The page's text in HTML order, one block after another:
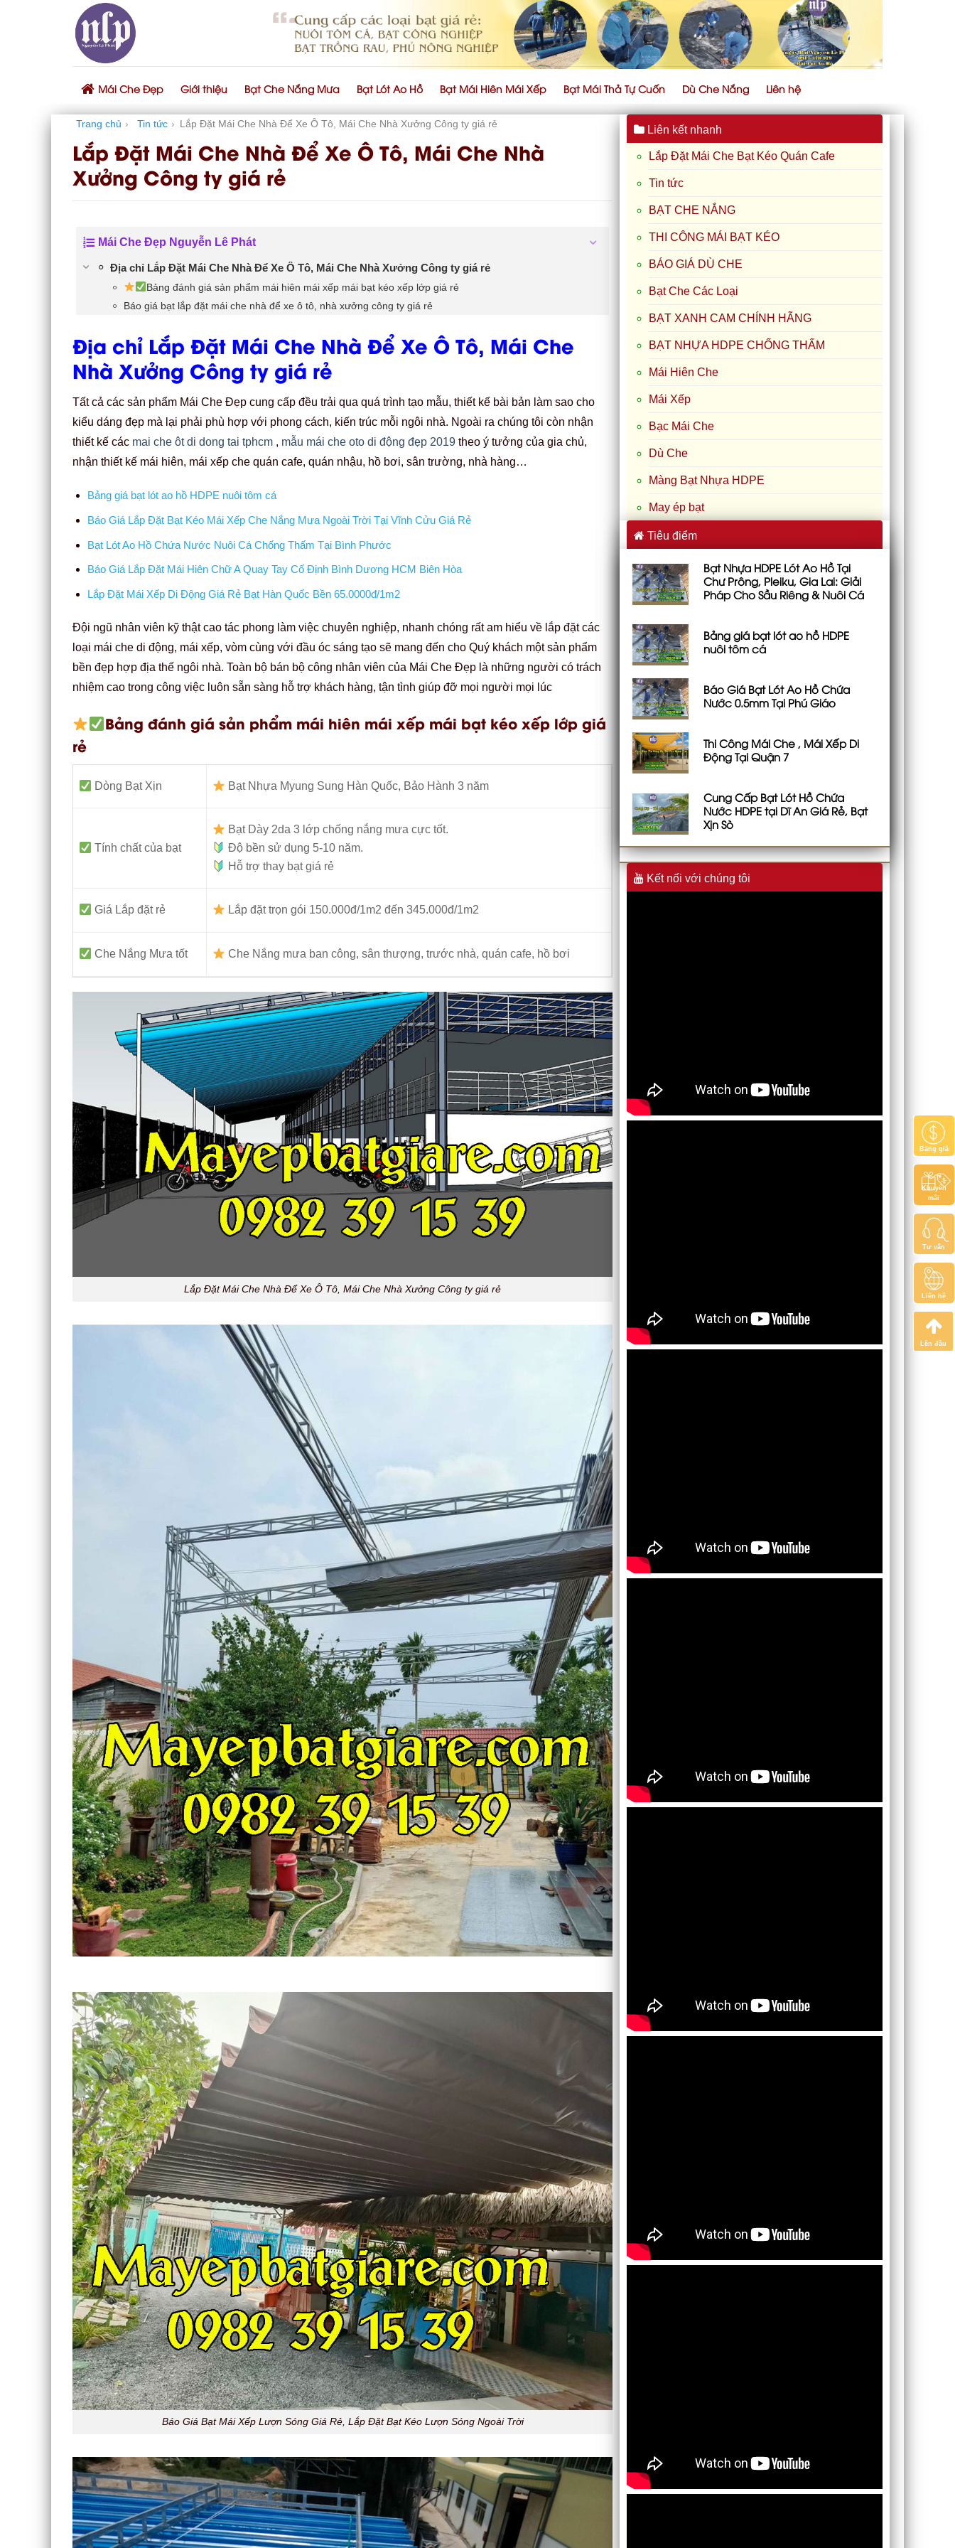
Mái Che Đẹp Giới thiệu Bạt Che Nắng Mưa Bạt Lót Ao Hồ Bạt Mái Hiên Mái Xếp Bạt Mái Thả Tự Cuốn Dù Che Nắng Liên hệ
Trang chủ › Tin tức › Lắp Đặt Mái Che Nhà Để Xe Ô Tô, Mái Che Nhà Xưởng Công ty giá rẻ
Lắp Đặt Mái Che Nhà Để Xe Ô Tô, Mái Che Nhà
Xưởng Công ty giá rẻ
Mái Che Đẹp Nguyễn Lê Phát
Địa chỉ Lắp Đặt Mái Che Nhà Để Xe Ô Tô, Mái Che Nhà Xưởng Công ty giá rẻ
Bảng đánh giá sản phẩm mái hiên mái xếp mái bạt kéo xếp lớp giá rẻ
Báo giá bạt lắp đặt mái che nhà để xe ô tô, nhà xưởng công ty giá rẻ
Địa chỉ Lắp Đặt Mái Che Nhà Để Xe Ô Tô, Mái Che
Nhà Xưởng Công ty giá rẻ
Tất cả các sản phẩm Mái Che Đẹp cung cấp đều trải qua quá trình tạo mẫu, thiết kế bài bản làm sao cho
kiểu dáng đẹp mà lại phải phù hợp với phong cách, kiến trúc mỗi ngôi nhà. Ngoài ra chúng tôi còn nhận
thiết kế các mai che ôt di dong tai tphcm , mẫu mái che oto di động đẹp 2019 theo ý tưởng của gia chủ,
nhận thiết kế mái hiên, mái xếp che quán cafe, quán nhậu, hồ bơi, sân trường, nhà hàng…
Bảng giá bạt lót ao hồ HDPE nuôi tôm cá
Báo Giá Lắp Đặt Bạt Kéo Mái Xếp Che Nắng Mưa Ngoài Trời Tại Vĩnh Cửu Giá Rẻ
Bạt Lót Ao Hồ Chứa Nước Nuôi Cá Chống Thấm Tại Bình Phước
Báo Giá Lắp Đặt Mái Hiên Chữ A Quay Tay Cố Định Bình Dương HCM Biên Hòa
Lắp Đặt Mái Xếp Di Động Giá Rẻ Bạt Hàn Quốc Bền 65.0000đ/1m2
Đội ngũ nhân viên kỹ thật cao tác phong làm việc chuyên nghiệp, nhanh chóng rất am hiểu về lắp đặt các
loại mái che di động, mái xếp, vòm cùng với đầu óc sáng tạo sẽ mang đến cho Quý khách một sản phẩm
bền đẹp hợp địa thế ngôi nhà. Toàn bộ bán bộ công nhân viên của Mái Che Đẹp là những người có trách
nhiệm cao trong công việc luôn sẵn sàng hỗ trợ khách hàng, tận tình giúp đỡ mọi người mọi lúc
Bảng đánh giá sản phẩm mái hiên mái xếp mái bạt kéo xếp lớp giá
rẻ
Dòng Bạt Xịn Bạt Nhựa Myung Sung Hàn Quốc, Bảo Hành 3 năm
Tính chất của bạt
Bạt Dày 2da 3 lớp chống nắng mưa cực tốt.
Độ bền sử dụng 5-10 năm.
Hỗ trợ thay bạt giá rẻ
Giá Lắp đặt rẻ Lắp đặt trọn gói 150.000đ/1m2 đến 345.000đ/1m2
Che Nắng Mưa tốt Che Nắng mưa ban công, sân thượng, trước nhà, quán cafe, hồ bơi
Lắp Đặt Mái Che Nhà Để Xe Ô Tô, Mái Che Nhà Xưởng Công ty giá rẻ
Báo Giá Bạt Mái Xếp Lượn Sóng Giá Rẻ, Lắp Đặt Bạt Kéo Lượn Sóng Ngoài Trời
Liên kết nhanh
Lắp Đặt Mái Che Bạt Kéo Quán Cafe
Tin tức
BẠT CHE NẮNG
THI CÔNG MÁI BẠT KÉO
BÁO GIÁ DÙ CHE
Bạt Che Các Loại
BẠT XANH CAM CHÍNH HÃNG
BẠT NHỰA HDPE CHỐNG THẤM
Mái Hiên Che
Mái Xếp
Bạc Mái Che
Dù Che
Màng Bạt Nhựa HDPE
May ép bạt
Tiêu điểm
Bạt Nhựa HDPE Lót Ao Hồ Tại
Chư Prông, Pleiku, Gia Lai: Giải
Pháp Cho Sầu Riêng & Nuôi Cá
Bảng giá bạt lót ao hồ HDPE
nuôi tôm cá
Báo Giá Bạt Lót Ao Hồ Chứa
Nước 0.5mm Tại Phú Giáo
Thi Công Mái Che , Mái Xếp Di
Động Tại Quận 7
Cung Cấp Bạt Lót Hồ Chứa
Nước HDPE tại Dĩ An Giá Rẻ, Bạt
Xịn Sò
Kết nối với chúng tôi
Bảng giá
Khuyến
mãi
Tư vấn
Liên hệ
Lên đầu